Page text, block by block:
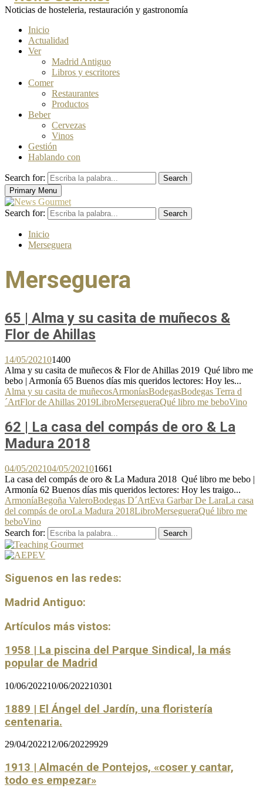
Noticias de hosteleria, restauración y gastronomía
Inicio
Actualidad
Ver
Madrid Antiguo
Libros y escritores
Comer
Restaurantes
Productos
Beber
Cervezas
Vinos
Gestión
Hablando con
Search for:
Search
Primary Menu
Search for: Search
Inicio
Merseguera
Merseguera
65 | Alma y su casita de muñecos &
Flor de Ahillas
14/05/202101400
Alma y su casita de muñecos & Flor de Ahillas 2019 Qué libro me
bebo | Armonía 65 Buenos días mis queridos lectores: Hoy les...
Alma y su casita de muñecosArmoníasBodegasBodegas Terra d
´ArtFlor de Ahillas 2019LibroMersegueraQué libro me beboVino
62 | La casa del compás de oro & La
Madura 2018
04/05/202104/05/202101661
La casa del compás de oro & La Madura 2018 Qué libro me bebo |
Armonía 62 Buenos días mis queridos lectores: Hoy les traigo...
ArmoníaBegoña ValeroBodegas D´ArtEva Garbar De LaraLa casa
del compás de oroLa Madura 2018LibroMersegueraQué libro me
beboVino
Search for:
Search
Siguenos en las redes:
Madrid Antiguo:
Artículos más vistos:
1958 | La piscina del Parque Sindical, la más
popular de Madrid
10/06/202210/06/202210301
1889 | El Ángel del Jardín, una floristería
centenaria.
29/04/202212/06/20229929
1913 | Almacén de Pontejos, «coser y cantar,
todo es empezar»